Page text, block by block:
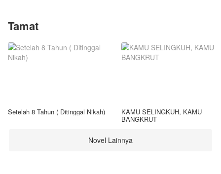
Tamat
Setelah 8 Tahun ( Ditinggal Nikah) KAMU SELINGKUH, KAMU
BANGKRUT
Novel Lainnya